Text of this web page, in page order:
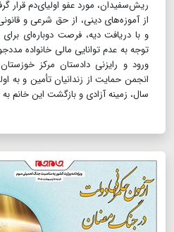
ریش‌سفیدان، مورد عفو اولیای‌دم قرار
از آموزه‌های دینی، از حق شرعی و
و با دریافت دیه، فرصت دوباره‌ای
توجه به عدم توانایی مالی خانواده
ورود و رایزنی دادستان مرکز
سال، زمینه آزادی و بازگشت این خانم